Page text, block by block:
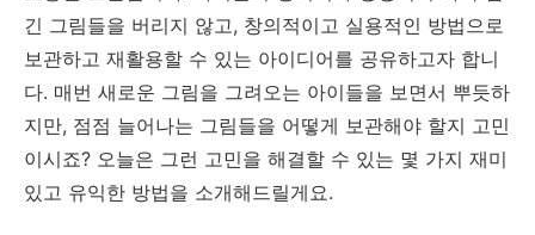
긴 그림들을 버리지 않고, 창의적이고 실용적인 방법으로
보관하고 재활용할 수 있는 아이디어를 공유하고자 합니
다. 매번 새로운 그림을 그려오는 아이들을 보면서 뿌듯하
지만, 점점 늘어나는 그림들을 어떻게 보관해야 할지 고민
이시죠? 오늘은 그런 고민을 해결할 수 있는 몇 가지 재미
있고 유익한 방법을 소개해드릴게요.